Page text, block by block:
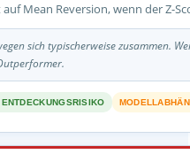
Mean Reversion, wenn der Z-
sich typischerweise